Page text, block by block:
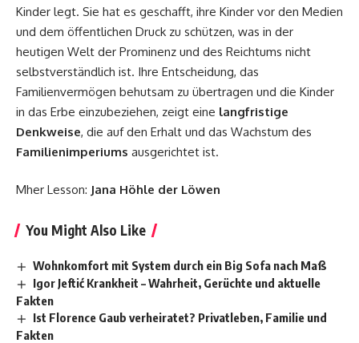
Kinder legt. Sie hat es geschafft, ihre Kinder vor den Medien
und dem öffentlichen Druck zu schützen, was in der
heutigen Welt der Prominenz und des Reichtums nicht
selbstverständlich ist. Ihre Entscheidung, das
Familienvermögen behutsam zu übertragen und die Kinder
in das Erbe einzubeziehen, zeigt eine langfristige
Denkweise, die auf den Erhalt und das Wachstum des
Familienimperiums ausgerichtet ist.
Mher Lesson: Jana Höhle der Löwen
You Might Also Like
Wohnkomfort mit System durch ein Big Sofa nach Maß
Igor Jeftić Krankheit – Wahrheit, Gerüchte und aktuelle
Fakten
Ist Florence Gaub verheiratet? Privatleben, Familie und
Fakten